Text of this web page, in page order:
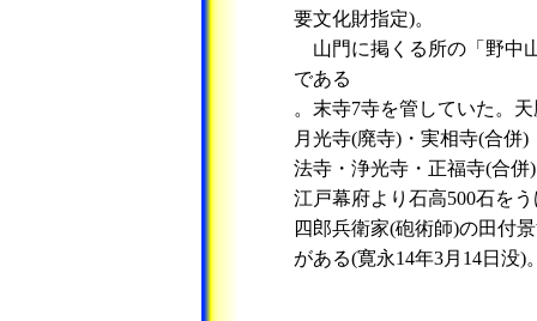
要文化財指定)。
山門に掲くる所の「野中
である
。末寺7寺を管していた。
月光寺(廃寺)・実相寺(合併)
法寺・浄光寺・正福寺(合併
江戸幕府より石高500石を
四郎兵衛家(砲術師)の田付
がある(寛永14年3月14日没)